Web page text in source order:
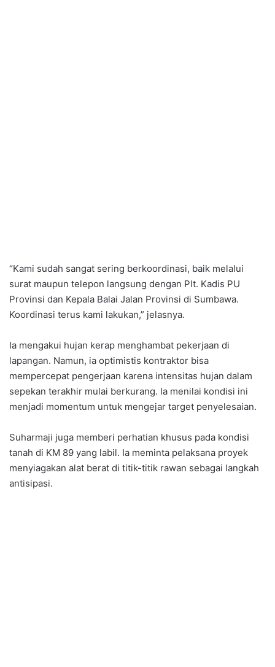
“Kami sudah sangat sering berkoordinasi, baik melalui
surat maupun telepon langsung dengan Plt. Kadis PU
Provinsi dan Kepala Balai Jalan Provinsi di Sumbawa.
Koordinasi terus kami lakukan,” jelasnya.
Ia mengakui hujan kerap menghambat pekerjaan di
lapangan. Namun, ia optimistis kontraktor bisa
mempercepat pengerjaan karena intensitas hujan dalam
sepekan terakhir mulai berkurang. Ia menilai kondisi ini
menjadi momentum untuk mengejar target penyelesaian.
Suharmaji juga memberi perhatian khusus pada kondisi
tanah di KM 89 yang labil. Ia meminta pelaksana proyek
menyiagakan alat berat di titik-titik rawan sebagai langkah
antisipasi.